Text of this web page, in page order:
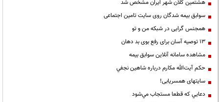
هشتمین کلان شهر ایران مشخص شد
سوابق بیمه شدگان روی سایت تامین اجتماعی
همجنس گرایی در شبکه من و تو
13 توصیه آسان برای رفع بوی بد دهان
مشاهده سامانه آنلاين سوابق بیمه
حكم آيت‌الله مكارم درباره شاهين نجفي
سایتهای همسریابی!
دعايي كه قطعا مستجاب مي‌شود